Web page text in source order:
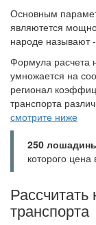
Основным
являютется
народе называют
Формула расчета
умножается на
регионал
транспорта
смотрите ниже
250
которого цена
Рассчитать
транспорта